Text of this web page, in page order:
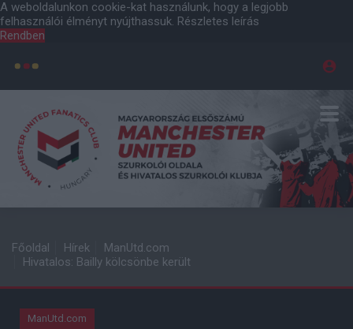
A weboldalunkon cookie-kat használunk, hogy a legjobb
felhasználói élményt nyújthassuk. Részletes leírás
Rendben
Főoldal Hírek
ManUtd.com
Hivatalos: Bailly kölcsönbe került
ManUtd.com